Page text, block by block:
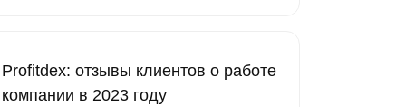
Profitdex: отзывы клиентов о работе
компании в 2023 году